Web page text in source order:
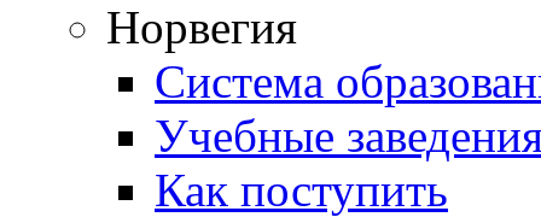
Норвегия
Система
Учебные
Как поступить